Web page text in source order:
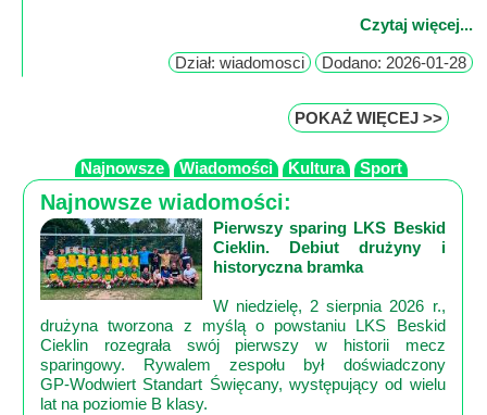
Czytaj więcej...
Dział: wiadomosci Dodano: 2026-01-28
POKAŻ WIĘCEJ >>
Najnowsze Wiadomości Kultura Sport
Najnowsze wiadomości:
Pierwszy sparing LKS Beskid
Cieklin. Debiut drużyny i
historyczna bramka
W niedzielę, 2 sierpnia 2026 r.,
drużyna tworzona z myślą o powstaniu LKS Beskid
Cieklin rozegrała swój pierwszy w historii mecz
sparingowy. Rywalem zespołu był doświadczony
GP‑Wodwiert Standart Święcany, występujący od wielu
lat na poziomie B klasy.